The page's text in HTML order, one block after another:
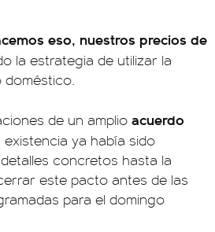
eso, nuestros precios de
la estrategia de utilizar la
doméstico.
de un amplio acuerdo
existencia ya había sido
concretos hasta la
este pacto antes de las
para el domingo